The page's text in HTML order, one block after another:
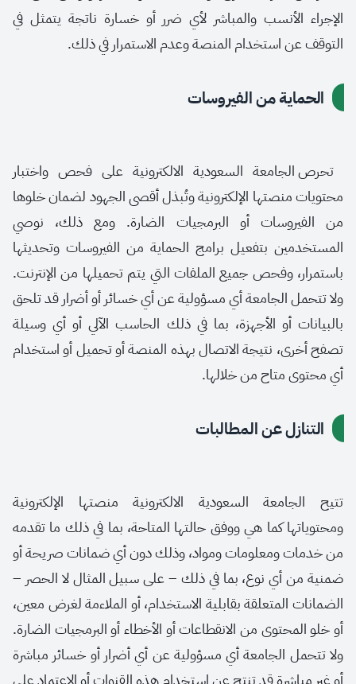
الإجراء الأنسب والمباشر لأي ضرر أو خسارة ناتجة يتمثل في
التوقف عن استخدام المنصة وعدم الاستمرار في ذلك.
الحماية من الفيروسات
تحرص الجامعة السعودية الالكترونية على فحص واختبار
محتويات منصتها الإلكترونية وتُبذل أقصى الجهود لضمان خلوها
من الفيروسات أو البرمجيات الضارة. ومع ذلك، نوصي
المستخدمين بتفعيل برامج الحماية من الفيروسات وتحديثها
باستمرار، وفحص جميع الملفات التي يتم تحميلها من الإنترنت.
ولا تتحمل الجامعة أي مسؤولية عن أي خسائر أو أضرار قد تلحق
بالبيانات أو الأجهزة، بما في ذلك الحاسب الآلي أو أي وسيلة
تصفح أخرى، نتيجة الاتصال بهذه المنصة أو تحميل أو استخدام
أي محتوى متاح من خلالها.
التنازل عن المطالبات
تتيح الجامعة السعودية الالكترونية منصتها الإلكترونية
ومحتوياتها كما هي ووفق حالتها المتاحة، بما في ذلك ما تقدمه
من خدمات ومعلومات ومواد، وذلك دون أي ضمانات صريحة أو
ضمنية من أي نوع، بما في ذلك – على سبيل المثال لا الحصر –
الضمانات المتعلقة بقابلية الاستخدام، أو الملاءمة لغرض معين،
أو خلو المحتوى من الانقطاعات أو الأخطاء أو البرمجيات الضارة.
ولا تتحمل الجامعة أي مسؤولية عن أي أضرار أو خسائر مباشرة